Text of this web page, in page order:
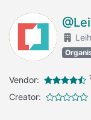
Vendor:
Creator: